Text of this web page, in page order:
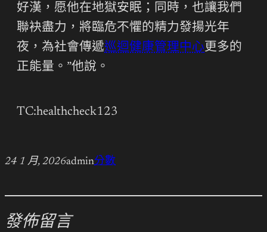
好漢，愿他在地獄安眠；同時，也讓我們
聯袂盡力，將臨危不懼的精力發揚光年
夜，為社會傳遞巡迴健康管理中心更多的
正能量。”他說。
TC:healthcheck123
24 1 月, 2026admin分數
發佈留言